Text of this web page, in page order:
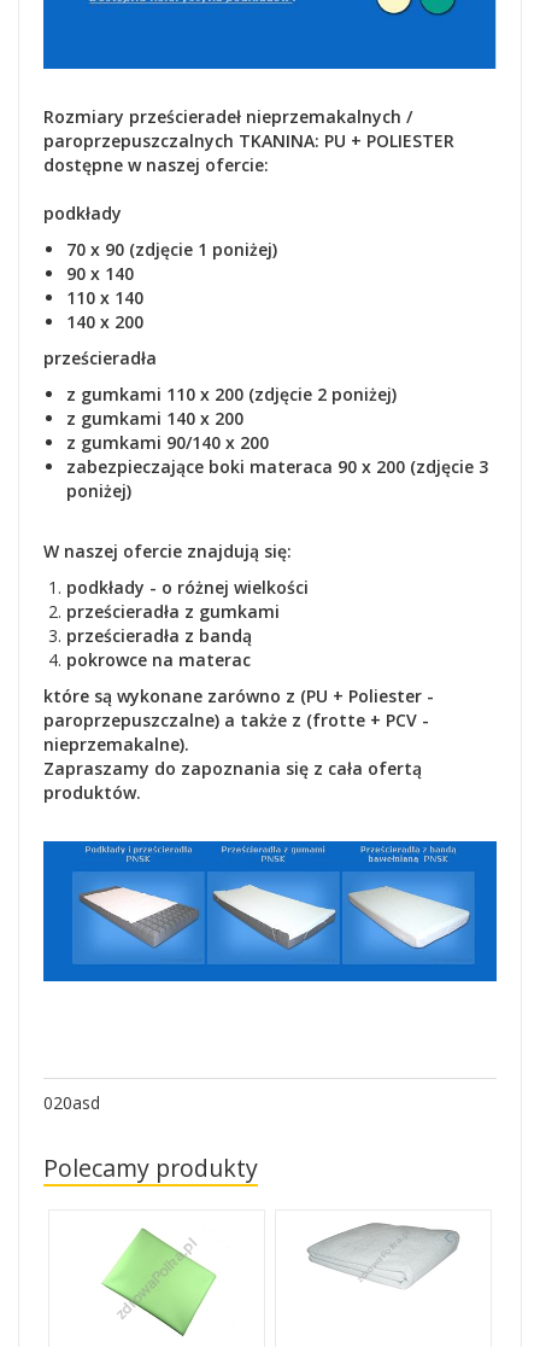
Rozmiary prześcieradeł nieprzemakalnych /
paroprzepuszczalnych TKANINA: PU + POLIESTER
dostępne w naszej ofercie:
podkłady
70 x 90 (zdjęcie 1 poniżej)
90 x 140
110 x 140
140 x 200
prześcieradła
z gumkami 110 x 200 (zdjęcie 2 poniżej)
z gumkami 140 x 200
z gumkami 90/140 x 200
zabezpieczające boki materaca 90 x 200 (zdjęcie 3
poniżej)
W naszej ofercie znajdują się:
podkłady - o różnej wielkości
prześcieradła z gumkami
prześcieradła z bandą
pokrowce na materac
które są wykonane zarówno z (PU + Poliester -
paroprzepuszczalne) a także z (frotte + PCV -
nieprzemakalne).
Zapraszamy do zapoznania się z cała ofertą
produktów.
020asd
Polecamy produkty